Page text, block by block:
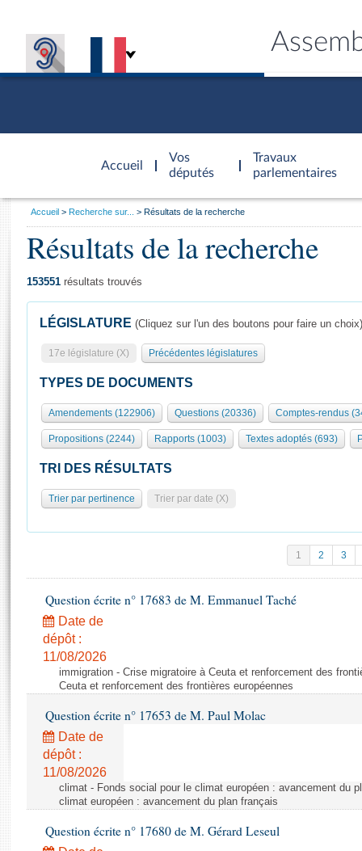
Accueil
d'accueil
Vos
députés
Travaux
parlementaires
Présidence
577 députés
Groupes politiques
Séance publique
Commissions et autres organes
Europe et International
Pétitions
Projets de loi
Propositions de loi
Amendements
Textes adoptés
Rapports législatifs
Rapports sur l'application des lois
Baromètre de l’application des lois
Dossiers législatifs
Général
Rôle et pouvoirs de l'Assemblée
Organisation de l'Assemblée
Présidence Conférence des Présidents Bureau Collège des
Statistiques et chiffres clés
Histoire
Juniors
Anciennes législatures
Visiter l'Assemblée
Visite virtuelle du palais Bourbon
Assister à une séance
Contacts et plan d'accès
Photos libres de droit
Vous
Accueil Recherche sur... Résultats de la recherche
Résultats de la recherche
153551 résultats trouvés
LÉGISLATURE (Cliquez sur l'un des boutons pour faire un choix)
17e législature (X) Précédentes législatures
TYPES DE DOCUMENTS
Amendements (122906) Questions (20336) Comptes-rendus
Propositions (2244) Rapports (1003) Textes adoptés (693)
TRI DES RÉSULTATS
Trier par pertinence Trier par date (X)
1 2 3
Question écrite n° 17683 de M. Emmanuel Taché
Date de
dépôt :
11/08/2026
immigration - Crise migratoire à Ceuta et renforcement des
Ceuta et renforcement des frontières européennes
Question écrite n° 17653 de M. Paul Molac
Date de
dépôt :
11/08/2026
climat - Fonds social pour le climat européen : avancement du
climat européen : avancement du plan français
Question écrite n° 17680 de M. Gérard Leseul